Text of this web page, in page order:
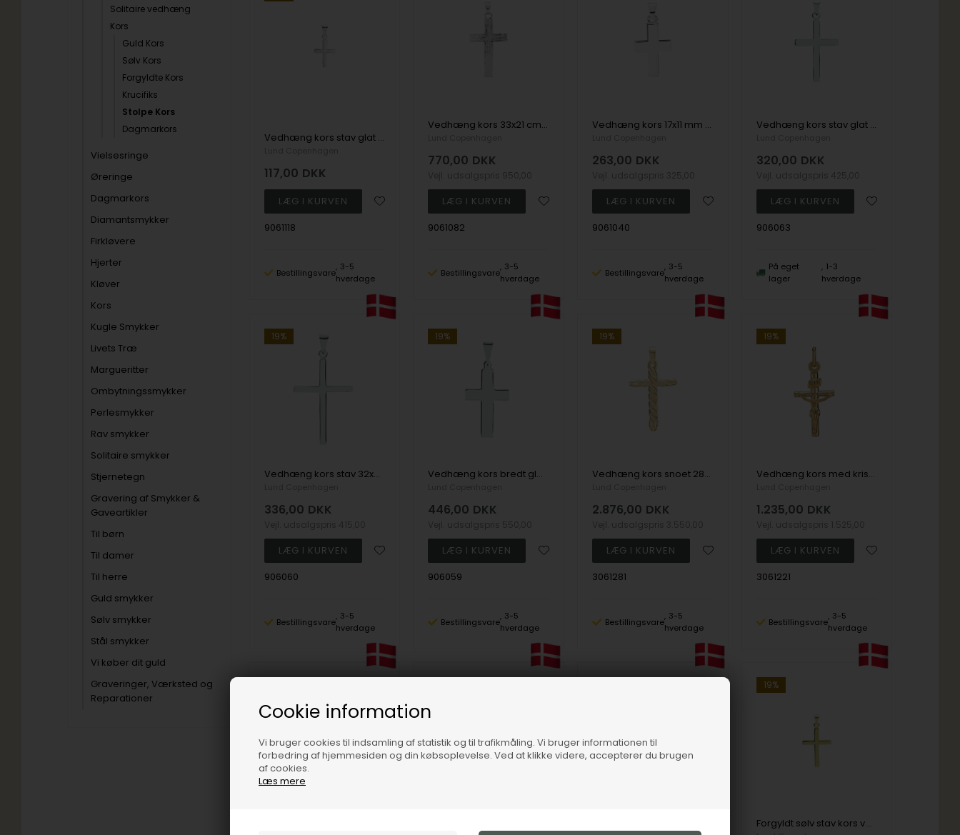
Cookie information
Vi bruger cookies til indsamling af statistik og til trafikmåling. Vi bruger informationen til
forbedring af hjemmesiden og din købsoplevelse. Ved at klikke videre, accepterer du brugen
af cookies.
Læs mere
Solitaire vedhæng
Kors
Guld Kors
Sølv Kors
Forgyldte Kors
Krucifiks
Stolpe Kors
Dagmarkors
Vielsesringe
Øreringe
Dagmarkors
Diamantsmykker
Firkløvere
Hjerter
Kløver
Kors
Kugle Smykker
Livets Træ
Margueritter
Ombytningssmykker
Perlesmykker
Rav smykker
Solitaire smykker
Stjernetegn
Gravering af Smykker &
Gaveartikler
Til børn
Til damer
Til herre
Guld smykker
Sølv smykker
Stål smykker
Vi køber dit guld
Graveringer, Værksted og
Reparationer
Vedhæng kors stav glat 12x9mm sterling sølv
117,00 DKK
9061118
Bestillingsvare
3-5
hverdage
Vedhæng kors 33x21 cm sterling sølv
770,00 DKK
9061082
Bestillingsvare
3-5
hverdage
Vedhæng kors 17x11 mm sterling sølv
263,00 DKK
9061040
Bestillingsvare
3-5
hverdage
Vedhæng kors stav glat 22x15mm sterling sølv
320,00 DKK
906063
På eget
lager
1-3
hverdage
19%
Vedhæng kors stav 32x22mm sterling sølv
336,00 DKK
906060
Bestillingsvare
3-5
hverdage
19%
Vedhæng kors bredt glat 25 x16 mm sterling sølv
446,00 DKK
906059
Bestillingsvare
3-5
hverdage
19%
Vedhæng kors snoet 28x19 mm 8 karat
2.876,00 DKK
3061281
Bestillingsvare
3-5
hverdage
19%
Vedhæng kors med kristus 21x13mm 8 karat
1.235,00 DKK
3061221
Bestillingsvare
3-5
hverdage
19%
Forgyldt sølv stav kors vedhæng, 22x15 mm